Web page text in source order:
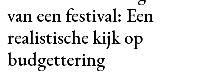
van een festival: Een
realistische kijk op
budgettering